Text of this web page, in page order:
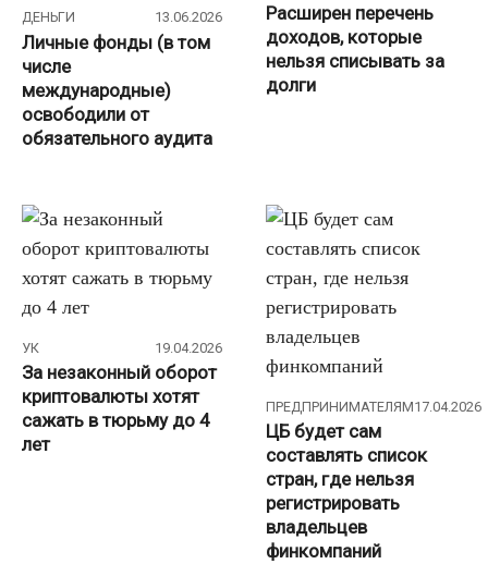
ДЕНЬГИ 13.06.2026
Личные фонды (в том
числе
международные)
освободили от
обязательного аудита
Расширен перечень
доходов, которые
нельзя списывать за
долги
УК 19.04.2026
За незаконный оборот
криптовалюты хотят
сажать в тюрьму до 4
лет
ПРЕДПРИНИМАТЕЛЯМ17.04.2026
ЦБ будет сам
составлять список
стран, где нельзя
регистрировать
владельцев
финкомпаний